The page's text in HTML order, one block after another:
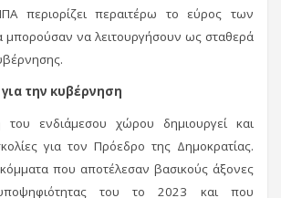
περιορίζει περαιτέρω το εύρος των
να λειτουργήσουν ως σταθερά
την κυβέρνηση
ενδιάμεσου χώρου δημιουργεί και
για τον Πρόεδρο της Δημοκρατίας.
που αποτέλεσαν βασικούς άξονες
του το 2023 και που